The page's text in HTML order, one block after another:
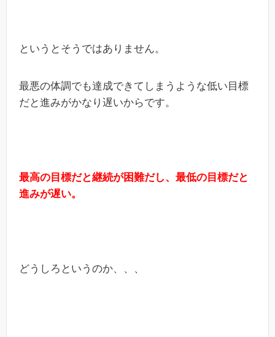
というとそうではありません。
最悪の体調でも達成できてしまうような低い目標
だと進みがかなり遅いからです。
最高の目標だと継続が困難だし、最低の目標だと
進みが遅い。
どうしろというのか、、、